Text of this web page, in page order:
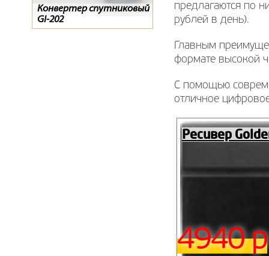
Конвертер спутниковый
GI-202
Конвертор спутниковый
GI-201
Пульт для спутникового
ресивера ТЕЛЕКАРТА X80 /
X90, GLOBO X80 / X90
предлагаются по
рублей в день).
Главным
формате высокой
С помощью
отличное
Ресивер
4940 р